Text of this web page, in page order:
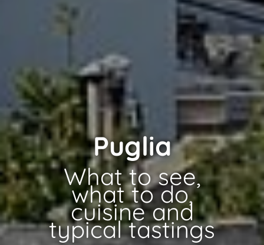
Puglia
What to see,
what to do,
cuisine and
typical tastings